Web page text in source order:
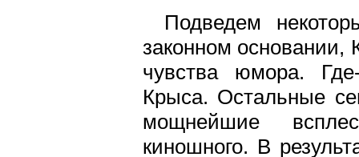
Подведем
законном основании,
чувства юмора.
Крыса. Остальные
мощнейшие
киношного. В